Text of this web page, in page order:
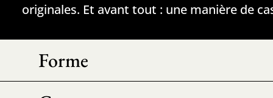
originales. Et avant tout : une manière de
Forme